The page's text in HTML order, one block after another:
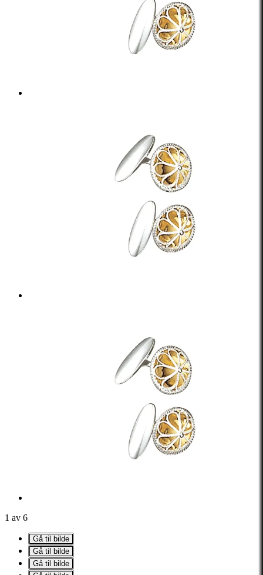
1 av 6
Gå til bilde
Gå til bilde
Gå til bilde